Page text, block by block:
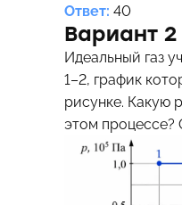
Ответ: 40
Вариант 2
Идеальный газ
1–2, график
рисунке. Какую
этом процессе?